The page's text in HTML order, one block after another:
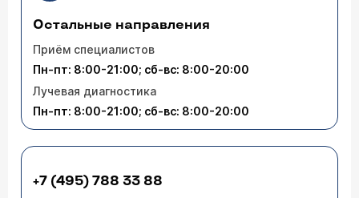
Остальные направления
Приём специалистов
Пн-пт: 8:00-21:00; сб-вс: 8:00-20:00
Лучевая диагностика
Пн-пт: 8:00-21:00; сб-вс: 8:00-20:00
+7 (495) 788 33 88